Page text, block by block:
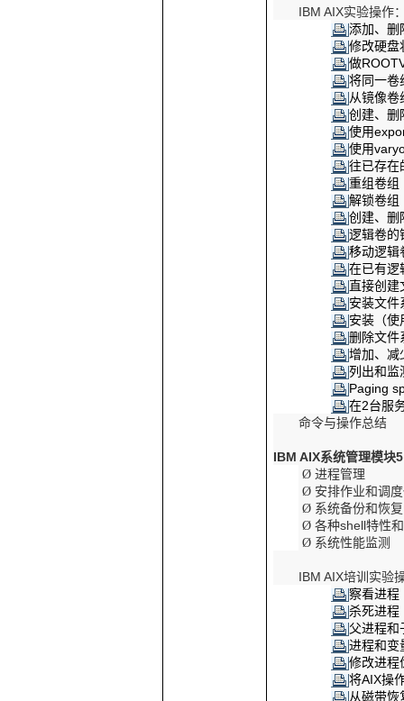
IBM AIX实验操作
添加、删
修改硬盘
做
将同一卷
从镜像卷
创建、删
使用
使用
往已存在
重组卷组
解锁卷组
创建、删
逻辑卷的
移动逻辑
在已有逻
直接创建
安装文件
安装（使
删除文件
增加、减
列出和监
Paging
在2台服
命令与操作总结
IBM AIX系统管理模块5
Ø 进程管理
Ø 安排作业和调
Ø 系统备份和恢
Ø 各种shell特性
Ø 系统性能监测
IBM AIX培训实验
察看进程
杀死进程
父进程和
进程和变
修改进程
将AIX操
从磁带恢